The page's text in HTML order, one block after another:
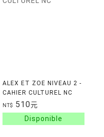
ALEX ET ZOE NIVEAU 2 -
CAHIER CULTUREL NC
NT$ 510元